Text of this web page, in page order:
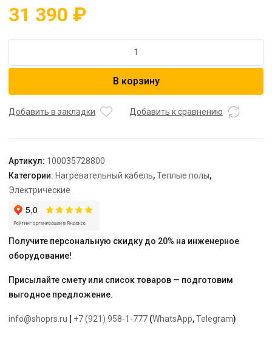
31 390 ₽
Кабель
Tropix
Вт
В корзину
Добавить в закладки Добавить к сравнению
Артикул: 100035728800
Категории: Нагревательный кабель,Теплые полы,
Электрические
Получите персональную скидку до 20% на инженерное
оборудование!
Присылайте смету или список товаров — подготовим
выгодное предложение.
info@shoprs.ru +7 (921) 958-1-777 (WhatsApp,Telegram)